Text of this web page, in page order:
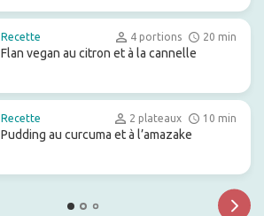
Recette 4 portions 20 min
Flan vegan au citron et à la cannelle
Recette 2 plateaux 10 min
Pudding au curcuma et à l’amazake